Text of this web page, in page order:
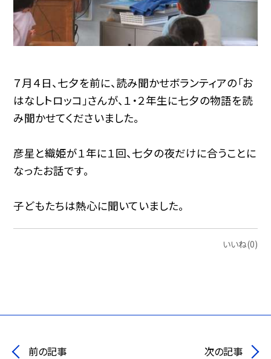
７月４日、七夕を前に、読み聞かせボランティアの「お
はなしトロッコ」さんが、１・２年生に七夕の物語を読
み聞かせてくださいました。
彦星と織姫が１年に１回、七夕の夜だけに合うことに
なったお話です。
子どもたちは熱心に聞いていました。
いいね(0)
前の記事 次の記事